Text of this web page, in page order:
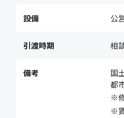
設備 公
引渡時期 相
備考
国
都
※
※